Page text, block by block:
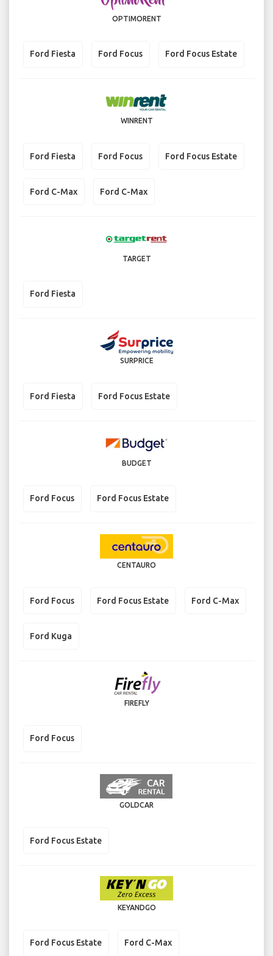
OPTIMORENT
Ford Fiesta Ford Focus Ford Focus Estate
WINRENT
Ford Fiesta Ford Focus Ford Focus Estate
Ford C-Max Ford C-Max
TARGET
Ford Fiesta
SURPRICE
Ford Fiesta Ford Focus Estate
BUDGET
Ford Focus Ford Focus Estate
CENTAURO
Ford Focus Ford Focus Estate Ford C-Max
Ford Kuga
FIREFLY
Ford Focus
GOLDCAR
Ford Focus Estate
KEYANDGO
Ford Focus Estate Ford C-Max